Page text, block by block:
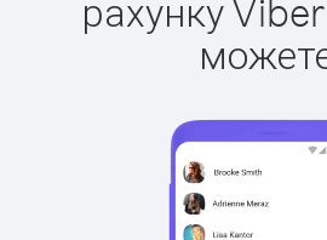
рахунку